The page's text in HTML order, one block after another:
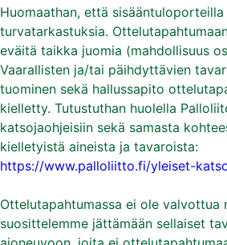
Huomaathan, että
turvatarkastuksia.
eväitä taikka juomia (mahdollisuus
Vaarallisten ja/tai päihdyttävien
tuominen sekä hallussapito
kielletty. Tutustuthan huolella
katsojaohjeisiin sekä samasta
kielletyistä aineista ja tavaroista:
https://www.palloliitto.fi/yleiset-
Ottelutapahtumassa ei ole valvottua
suosittelemme jättämään sellaiset